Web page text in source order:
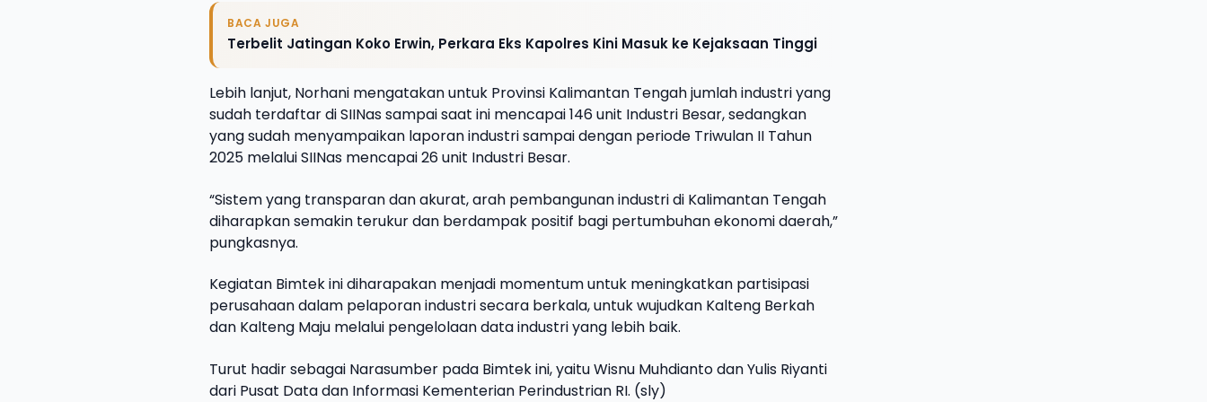
BACA JUGA
Terbelit Jatingan Koko Erwin, Perkara Eks Kapolres Kini Masuk ke Kejaksaan Tinggi
Lebih lanjut, Norhani mengatakan untuk Provinsi Kalimantan Tengah jumlah industri yang
sudah terdaftar di SIINas sampai saat ini mencapai 146 unit Industri Besar, sedangkan
yang sudah menyampaikan laporan industri sampai dengan periode Triwulan II Tahun
2025 melalui SIINas mencapai 26 unit Industri Besar.
“Sistem yang transparan dan akurat, arah pembangunan industri di Kalimantan Tengah
diharapkan semakin terukur dan berdampak positif bagi pertumbuhan ekonomi daerah,”
pungkasnya.
Kegiatan Bimtek ini diharapakan menjadi momentum untuk meningkatkan partisipasi
perusahaan dalam pelaporan industri secara berkala, untuk wujudkan Kalteng Berkah
dan Kalteng Maju melalui pengelolaan data industri yang lebih baik.
Turut hadir sebagai Narasumber pada Bimtek ini, yaitu Wisnu Muhdianto dan Yulis Riyanti
dari Pusat Data dan Informasi Kementerian Perindustrian RI. (sly)